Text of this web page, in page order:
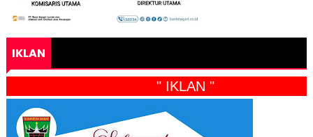
IKLAN
" IKLAN "